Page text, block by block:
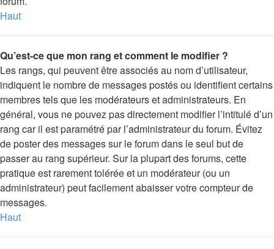
Haut
Qu’est-ce que mon rang et comment le modifier ?
Les rangs, qui peuvent être associés au nom d’utilisateur,
indiquent le nombre de messages postés ou identifient certains
membres tels que les modérateurs et administrateurs. En
général, vous ne pouvez pas directement modifier l’intitulé d’un
rang car il est paramétré par l’administrateur du forum. Évitez
de poster des messages sur le forum dans le seul but de
passer au rang supérieur. Sur la plupart des forums, cette
pratique est rarement tolérée et un modérateur (ou un
administrateur) peut facilement abaisser votre compteur de
messages.
Haut